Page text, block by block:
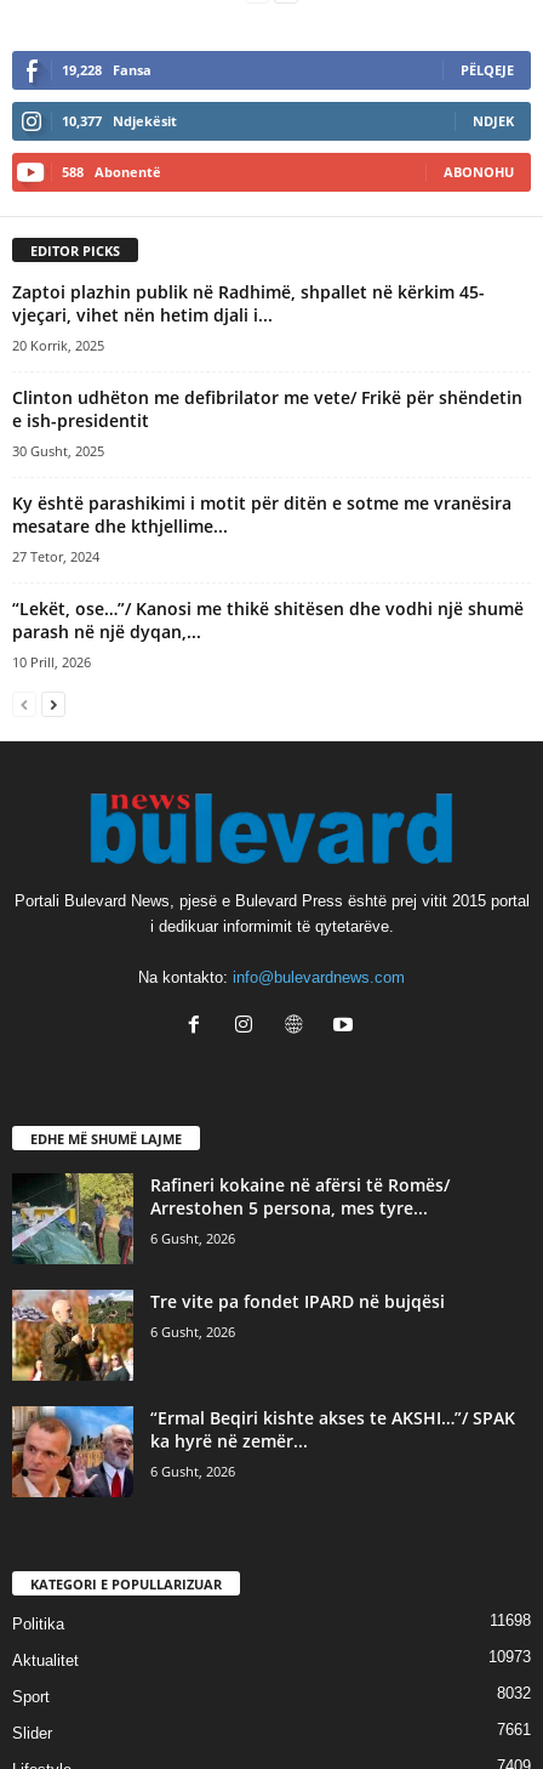
19,228 Fansa PËLQEJE
10,377 Ndjekësit NDJEK
588 Abonentë ABONOHU
EDITOR PICKS
Zaptoi plazhin publik në Radhimë, shpallet në kërkim 45-
vjeçari, vihet nën hetim djali i...
20 Korrik, 2025
Clinton udhëton me defibrilator me vete/ Frikë për shëndetin
e ish-presidentit
30 Gusht, 2025
Ky është parashikimi i motit për ditën e sotme me vranësira
mesatare dhe kthjellime...
27 Tetor, 2024
“Lekët, ose…”/ Kanosi me thikë shitësen dhe vodhi një shumë
parash në një dyqan,...
10 Prill, 2026
Portali Bulevard News, pjesë e Bulevard Press është prej vitit 2015 portal
i dedikuar informimit të qytetarëve.
Na kontakto: info@bulevardnews.com
EDHE MË SHUMË LAJME
Rafineri kokaine në afërsi të Romës/
Arrestohen 5 persona, mes tyre...
6 Gusht, 2026
Tre vite pa fondet IPARD në bujqësi
6 Gusht, 2026
“Ermal Beqiri kishte akses te AKSHI…”/ SPAK
ka hyrë në zemër...
6 Gusht, 2026
KATEGORI E POPULLARIZUAR
Politika 11698
Aktualitet 10973
Sport 8032
Slider 7661